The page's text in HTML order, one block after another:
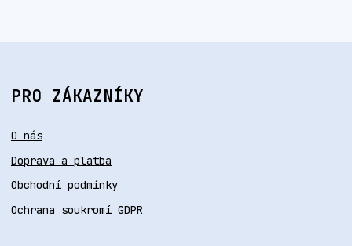
PRO ZÁKAZNÍKY
O nás
Doprava a platba
Obchodní podmínky
Ochrana soukromí GDPR